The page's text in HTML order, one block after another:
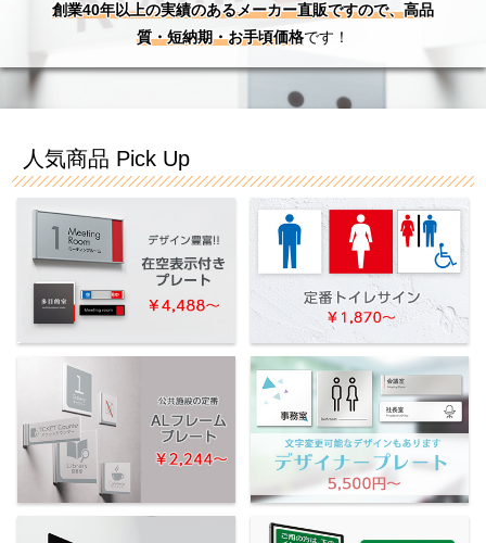
創業40年以上の実績のあるメーカー直販ですので、高品
質・短納期・お手頃価格です！
人気商品 Pick Up